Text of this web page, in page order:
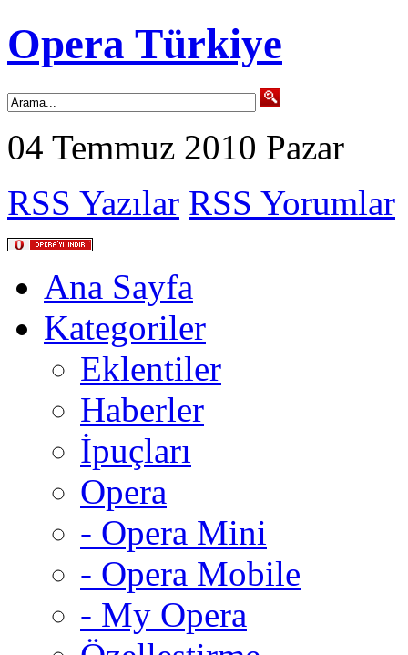
Opera Türkiye
04 Temmuz 2010 Pazar
RSS Yazılar RSS Yorumlar
Ana Sayfa
Kategoriler
Eklentiler
Haberler
İpuçları
Opera
- Opera Mini
- Opera Mobile
- My Opera